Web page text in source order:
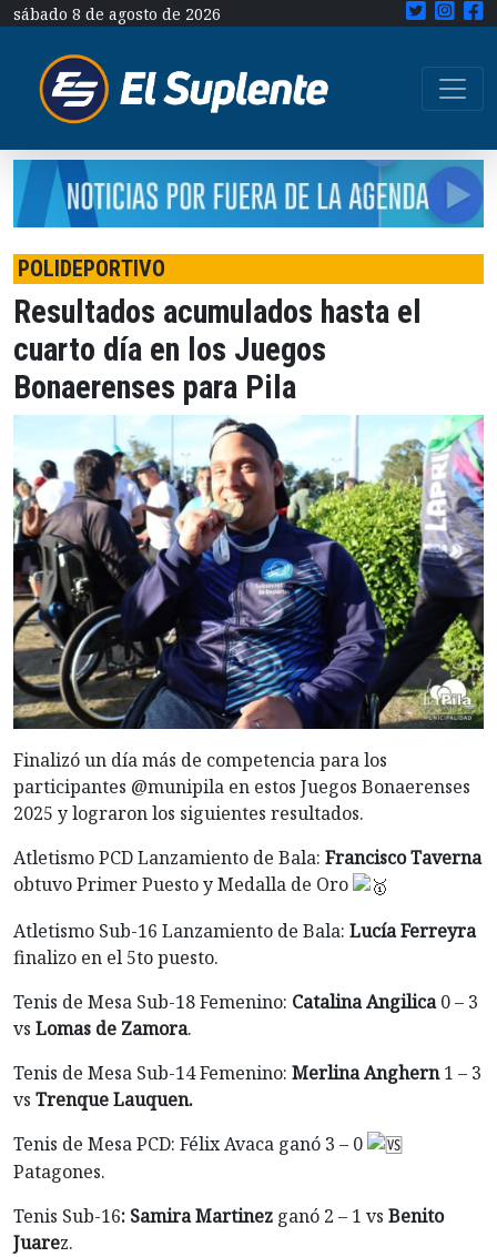
sábado 8 de agosto de 2026
POLIDEPORTIVO
Resultados acumulados hasta el
cuarto día en los Juegos
Bonaerenses para Pila
Finalizó un día más de competencia para los
participantes @munipila en estos Juegos Bonaerenses
2025 y lograron los siguientes resultados.
Atletismo PCD Lanzamiento de Bala: Francisco Taverna
obtuvo Primer Puesto y Medalla de Oro
Atletismo Sub-16 Lanzamiento de Bala: Lucía Ferreyra
finalizo en el 5to puesto.
Tenis de Mesa Sub-18 Femenino: Catalina Angilica0 – 3
vs Lomas de Zamora.
Tenis de Mesa Sub-14 Femenino: Merlina Anghern1 – 3
vs Trenque Lauquen.
Tenis de Mesa PCD: Félix Avaca ganó 3 – 0
Patagones.
Tenis Sub-16: Samira Martinez ganó 2 – 1 vs Benito
Juarez.